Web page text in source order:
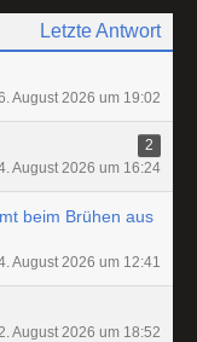
Letzte Antwort
August 2026 um 19:02
2
August 2026 um 16:24
beim Brühen aus
August 2026 um 12:41
August 2026 um 18:52